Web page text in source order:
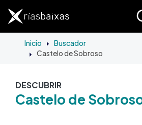
Inicio Buscador
Castelo de Sobroso
DESCUBRIR
Castelo de